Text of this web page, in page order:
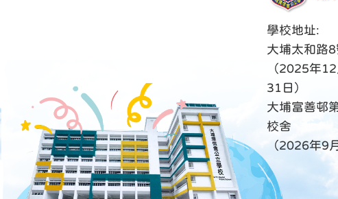
學校地址:
大埔太和路
（2025年
31日）
大埔富善邨
校舍
（2026年9